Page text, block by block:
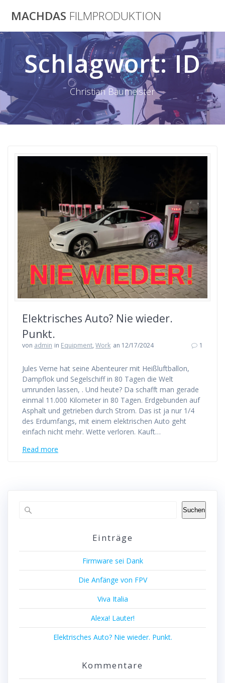
to
MACHDAS FILMPRODUKTION
Schlagwort:ID
Christian Baumeister
Elektrisches Auto? Nie wieder.
Punkt.
von admin in Equipment,Work an 12/17/2024 1
Jules Verne hat seine Abenteurer mit Heißluftballon,
Dampflok und Segelschiff in 80 Tagen die Welt
umrunden lassen, . Und heute? Da schafft man gerade
einmal 11.000 Kilometer in 80 Tagen. Erdgebunden auf
Asphalt und getrieben durch Strom. Das ist ja nur 1/4
des Erdumfangs, mit einem elektrischen Auto geht
einfach nicht mehr. Wette verloren. Kauft…
Read more
Suchen
Einträge
Firmware sei Dank
Die Anfänge von FPV
Viva Italia
Alexa! Lauter!
Elektrisches Auto? Nie wieder. Punkt.
Kommentare